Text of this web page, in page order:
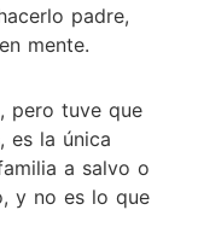
padre,
mente.
pero tuve que
es la única
a salvo o
y no es lo que